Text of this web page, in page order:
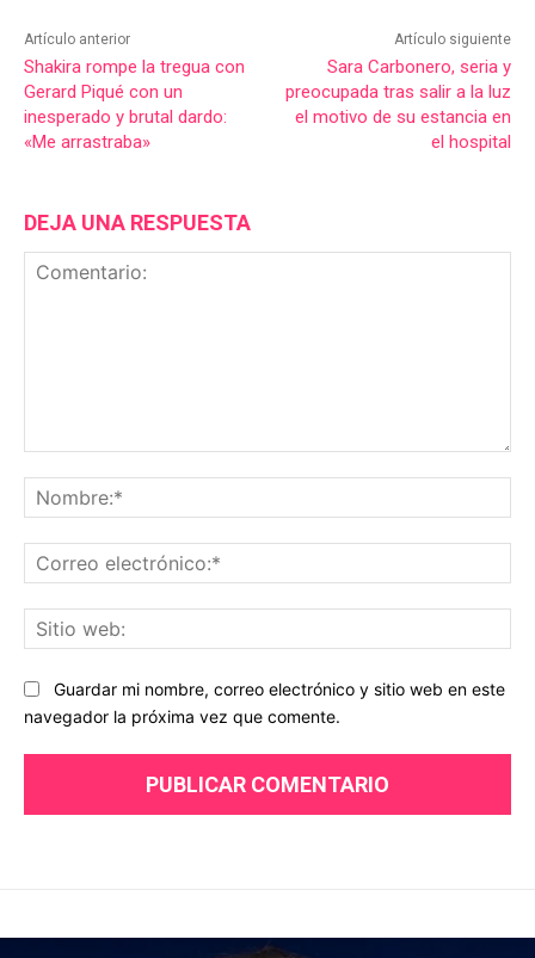
Artículo anterior
Shakira rompe la tregua con
Gerard Piqué con un
inesperado y brutal dardo:
«Me arrastraba»
Artículo siguiente
Sara Carbonero, seria y
preocupada tras salir a la luz
el motivo de su estancia en
el hospital
DEJA UNA RESPUESTA
Guardar mi nombre, correo electrónico y sitio web en este
navegador la próxima vez que comente.